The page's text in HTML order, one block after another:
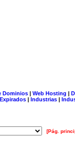
Dominios| Web Hosting |
| Industrias |
[Pág.